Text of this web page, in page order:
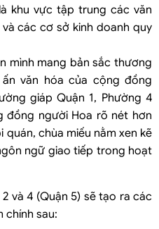
khu vực tập trung các văn
các cơ sở kinh doanh quy
mình mang bản sắc thương
văn hóa của cộng đồng
giáp Quận 1, Phường 4
đồng người Hoa rõ nét hơn
chùa miếu nằm xen kẽ
ngữ giao tiếp trong hoạt
và 4 (Quận 5) sẽ tạo ra các
chính sau: